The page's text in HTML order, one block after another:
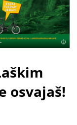
osvajaš!